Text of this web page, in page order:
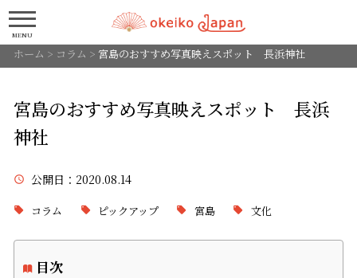
MENU
ホーム > コラム > 宮島のおすすめ写真映えスポット 長浜神社
宮島のおすすめ写真映えスポット 長浜
神社
公開日 ：2020.08.14
コラム ピックアップ 宮島 文化
目次